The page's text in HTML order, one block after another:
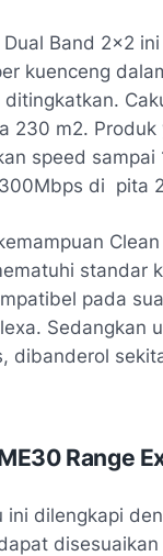
Band 2x2
kuenceng
230 m2. Produk
speed sampai
di pita
standar
pada
Sedangkan
dibanderol
Range
ini dilengkapi